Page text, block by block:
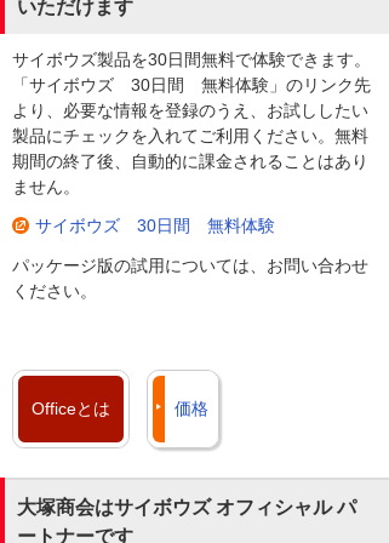
いただけます
サイボウズ製品を30日間無料で体験できます。
「サイボウズ 30日間 無料体験」のリンク先
より、必要な情報を登録のうえ、お試ししたい
製品にチェックを入れてご利用ください。無料
期間の終了後、自動的に課金されることはあり
ません。
サイボウズ 30日間 無料体験
パッケージ版の試用については、お問い合わせ
ください。
Officeとは 価格
大塚商会はサイボウズ オフィシャル パ
ートナーです